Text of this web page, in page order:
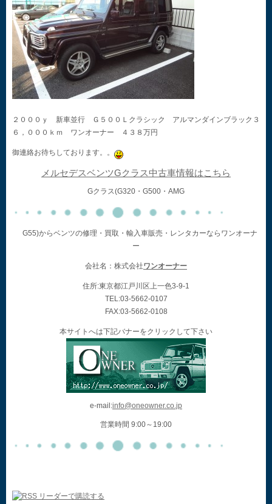
２０００ｙ 新車並行 Ｇ５００Ｌクラシック アルマンダインブラック３
６，０００ｋｍ ワンオーナー ４３８万円
御連絡お待ちしております。。
メルセデスベンツGクラス中古車情報はこちら
Gクラス(G320・G500・AMG
G55)からベンツの修理・買取・輸入車販売・レンタカーならワンオーナ
ー
会社名：株式会社ワンオーナー
住所:東京都江戸川区上一色3-9-1
TEL:03-5662-0107
FAX:03-5662-0108
本サイトへは下記バナーをクリックして下さい
e-mail:info@oneowner.co.jp
営業時間 9:00～19:00